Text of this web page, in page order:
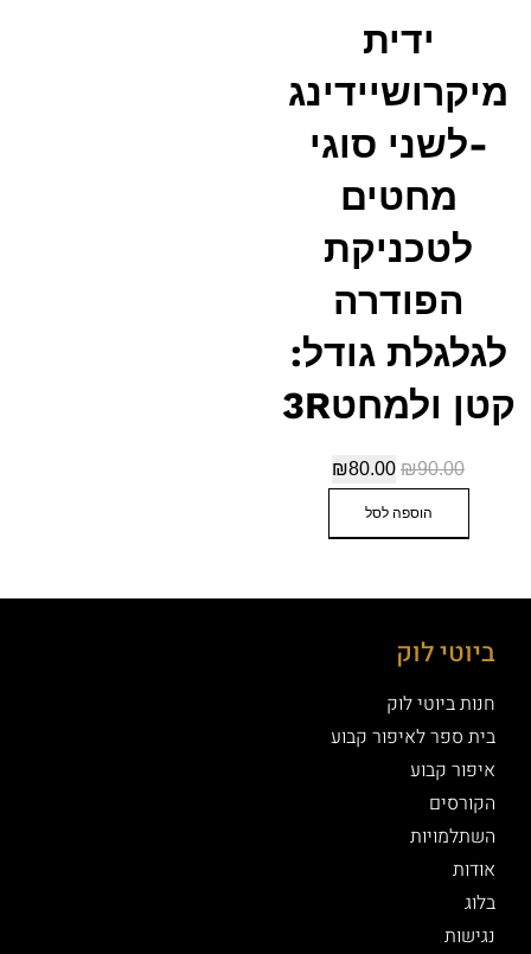
ידית
מיקרושיידינג
-לשני סוגי
מחטים
לטכניקת
הפודרה
לגלגלת גודל:
קטן ולמחט3R
₪90.00
₪80.00
הוספה לסל
ביוטי לוק
חנות ביוטי לוק
בית ספר לאיפור קבוע
איפור קבוע
הקורסים
השתלמויות
אודות
בלוג
נגישות